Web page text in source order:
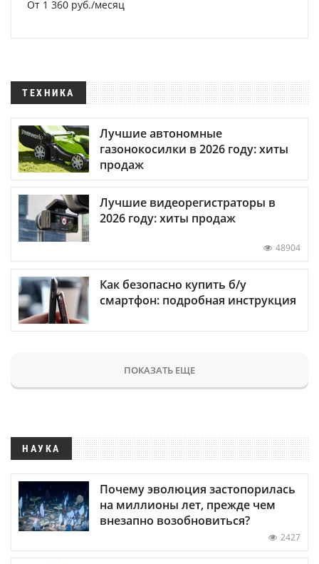
От 1 360 руб./месяц
ТЕХНИКА
Лучшие автономные
газонокосилки в 2026 году: хиты
продаж
Лучшие видеорегистраторы в
2026 году: хиты продаж
48904
Как безопасно купить б/у
смартфон: подробная инструкция
ПОКАЗАТЬ ЕЩЕ
НАУКА
Почему эволюция застопорилась
на миллионы лет, прежде чем
внезапно возобновиться?
2427